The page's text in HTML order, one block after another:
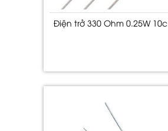
Điện trở 330 Ohm 0.25W 10c